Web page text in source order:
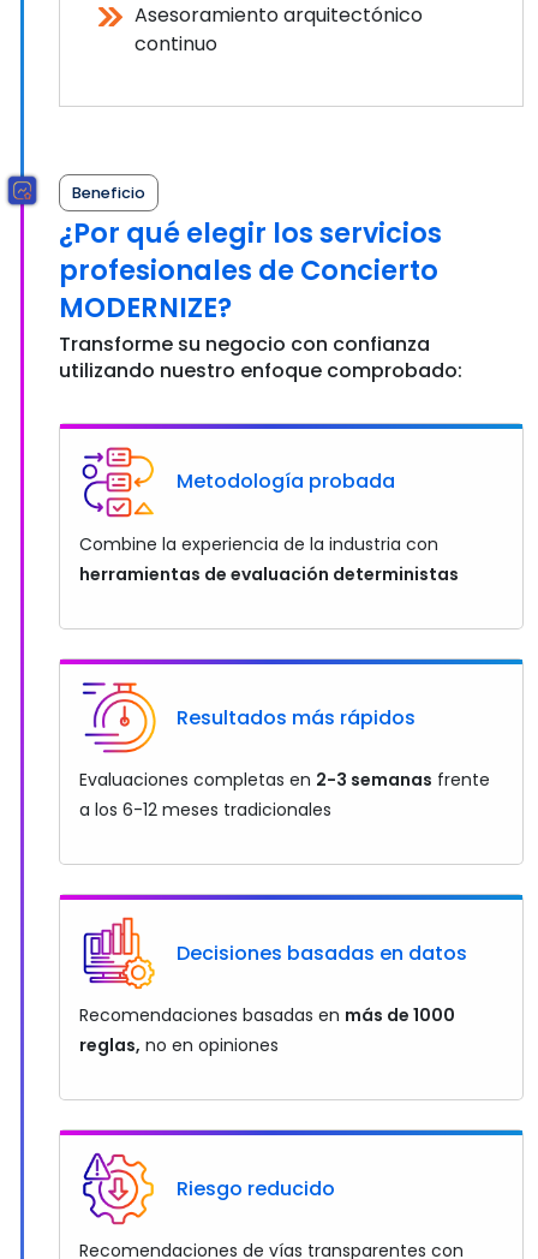
Asesoramiento arquitectónico
continuo
Beneficio
¿Por qué elegir los servicios
profesionales de Concierto
MODERNIZE?
Transforme su negocio con confianza
utilizando nuestro enfoque comprobado:
Metodología probada
Combine la experiencia de la industria con
herramientas de evaluación deterministas
Resultados más rápidos
Evaluaciones completas en 2-3 semanas frente
a los 6-12 meses tradicionales
Decisiones basadas en datos
Recomendaciones basadas en más de 1000
reglas, no en opiniones
Riesgo reducido
Recomendaciones de vías transparentes con